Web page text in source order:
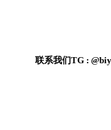
联系我们TG :